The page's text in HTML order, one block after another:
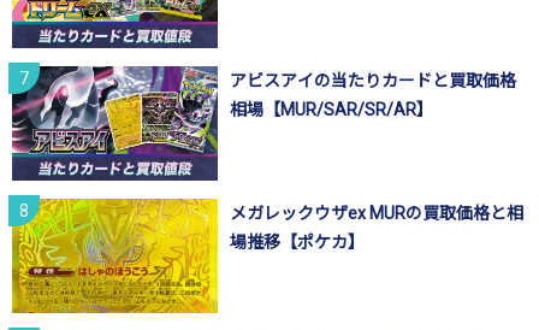
アビスアイの当たりカードと買取価格
相場【MUR/SAR/SR/AR】
メガレックウザex MURの買取価格と相
場推移【ポケカ】